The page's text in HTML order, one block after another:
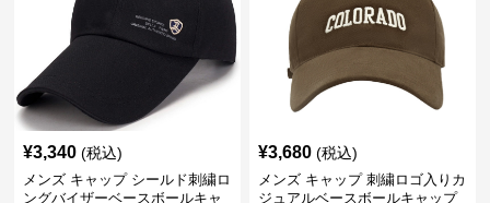
¥3,340 (税込)
メンズ キャップ シールド刺繍ロ
ングバイザーベースボールキャ
¥3,680 (税込)
メンズ キャップ 刺繍ロゴ入りカ
ジュアルベースボールキャップ